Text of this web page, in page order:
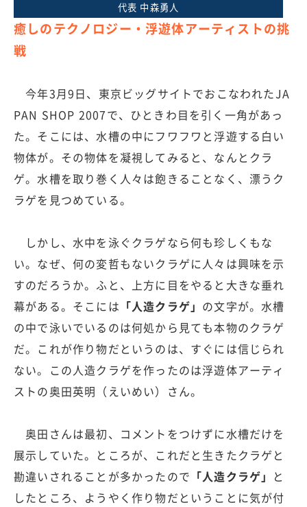
代表 中森勇人
癒しのテクノロジー・浮遊体アーティストの挑
戦
今年3月9日、東京ビッグサイトでおこなわれたJA
PAN SHOP 2007で、ひときわ目を引く一角があっ
た。そこには、水槽の中にフワフワと浮遊する白い
物体が。その物体を凝視してみると、なんとクラ
ゲ。水槽を取り巻く人々は飽きることなく、漂うク
ラゲを見つめている。
しかし、水中を泳ぐクラゲなら何も珍しくもな
い。なぜ、何の変哲もないクラゲに人々は興味を示
すのだろうか。ふと、上方に目をやると大きな垂れ
幕がある。そこには 「人造クラゲ」 の文字が。水槽
の中で泳いでいるのは何処から見ても本物のクラゲ
だ。これが作り物だというのは、すぐには信じられ
ない。この人造クラゲを作ったのは浮遊体アーティ
ストの奥田英明（えいめい）さん。
奥田さんは最初、コメントをつけずに水槽だけを
展示していた。ところが、これだと生きたクラゲと
勘違いされることが多かったので 「人造クラゲ」 と
したところ、ようやく作り物だということに気が付